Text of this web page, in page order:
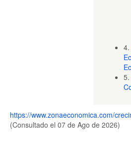
4.
5.
https://www.zonaeconomica.com/
(Consultado el 07 de Ago de 2026)